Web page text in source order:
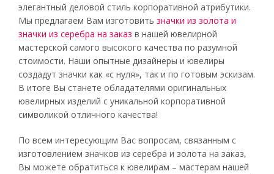
элегантный деловой стиль корпоративной атрибутики.
Мы предлагаем Вам изготовить значки из золота и
значки из серебра на заказ в нашей ювелирной
мастерской самого высокого качества по разумной
стоимости. Наши опытные дизайнеры и ювелиры
создадут значки как «с нуля», так и по готовым эскизам.
В итоге Вы станете обладателями оригинальных
ювелирных изделий с уникальной корпоративной
символикой отличного качества!
По всем интересующим Вас вопросам, связанным с
изготовлением значков из серебра и золота на заказ,
Вы можете обратиться к ювелирам – мастерам нашей